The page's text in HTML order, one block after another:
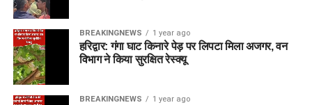
BREAKINGNEWS 1 year ago
हरिद्वार: गंगा घाट किनारे पेड़ पर लिपटा मिला अजगर, वन
विभाग ने किया सुरक्षित रेस्क्यू
BREAKINGNEWS 1 year ago